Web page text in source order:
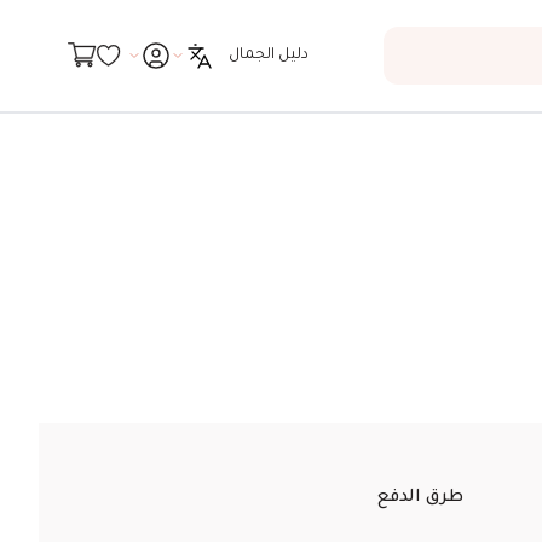
دليل الجمال
طرق الدفع